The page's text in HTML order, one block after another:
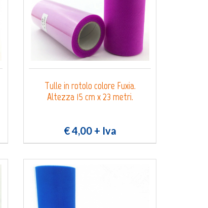
Tulle in rotolo colore Fuxia.
Altezza 15 cm x 23 metri.
€ 4,00+ Iva